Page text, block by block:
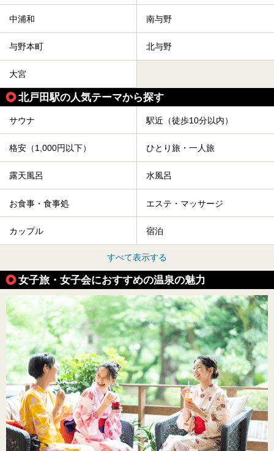
中浦和 南与野
与野本町 北与野
大宮
北戸田駅の人気テーマから探す
サウナ 駅近（徒歩10分以内）
格安（1,000円以下） ひとり旅・一人旅
露天風呂 水風呂
お食事・食事処 エステ・マッサージ
カップル 宿泊
すべて表示する
女子旅・女子会におすすめの温泉の魅力